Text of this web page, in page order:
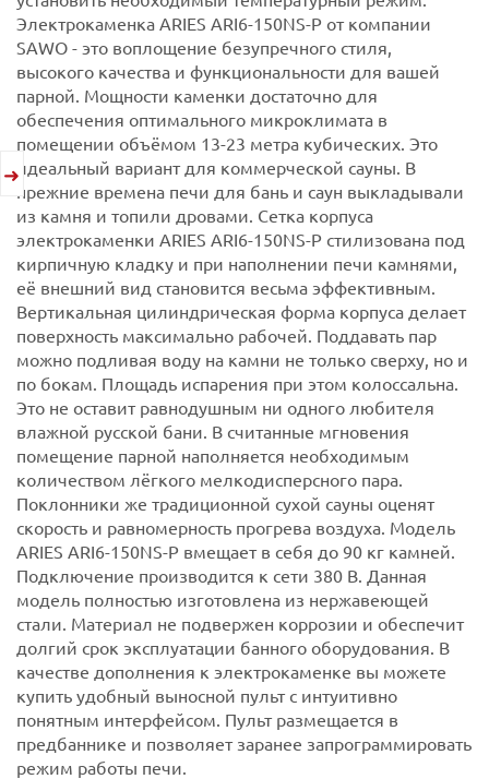
Электрокаменка ARIES ARI6-150NS-P от компании
SAWO - это воплощение безупречного стиля,
высокого качества и функциональности для вашей
парной. Мощности каменки достаточно для
обеспечения оптимального микроклимата в
помещении объёмом 13-23 метра кубических. Это
идеальный вариант для коммерческой сауны. В
прежние времена печи для бань и саун выкладывали
из камня и топили дровами. Сетка корпуса
электрокаменки ARIES ARI6-150NS-P стилизована под
кирпичную кладку и при наполнении печи камнями,
её внешний вид становится весьма эффективным.
Вертикальная цилиндрическая форма корпуса делает
поверхность максимально рабочей. Поддавать пар
можно подливая воду на камни не только сверху, но и
по бокам. Площадь испарения при этом колоссальна.
Это не оставит равнодушным ни одного любителя
влажной русской бани. В считанные мгновения
помещение парной наполняется необходимым
количеством лёгкого мелкодисперсного пара.
Поклонники же традиционной сухой сауны оценят
скорость и равномерность прогрева воздуха. Модель
ARIES ARI6-150NS-P вмещает в себя до 90 кг камней.
Подключение производится к сети 380 В. Данная
модель полностью изготовлена из нержавеющей
стали. Материал не подвержен коррозии и обеспечит
долгий срок эксплуатации банного оборудования. В
качестве дополнения к электрокаменке вы можете
купить удобный выносной пульт с интуитивно
понятным интерфейсом. Пульт размещается в
предбаннике и позволяет заранее запрограммировать
режим работы печи.